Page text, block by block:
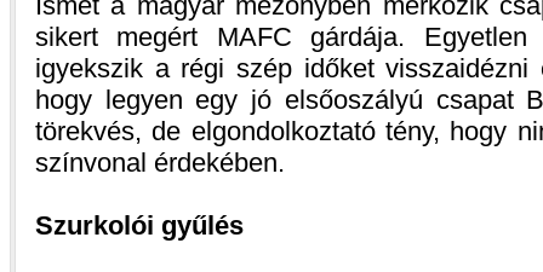
sikert megért MAFC gárdája. Egyetlen
igyekszik a régi szép időket
hogy legyen egy jó elsőoszályú csapat
törekvés, de elgondolkoztató tény, hogy
színvonal érdekében.
Szurkolói gyűlés